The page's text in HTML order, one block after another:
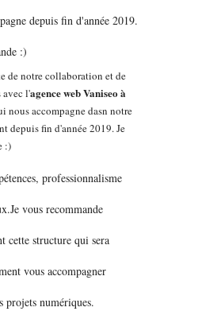
de notre collaboration et de
avec l'agence web Vaniseo à
nous accompagne dasn notre
depuis fin d'année 2019. Je
:)